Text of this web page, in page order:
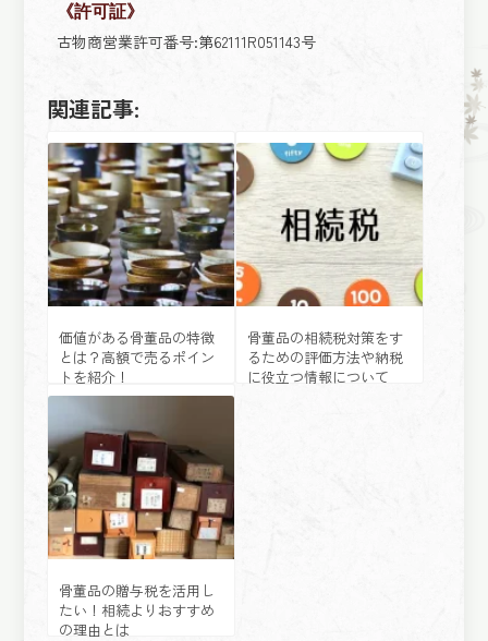
《許可証》
古物商営業許可番号:第62111R051143号
関連記事:
価値がある骨董品の特徴
とは？高額で売るポイン
トを紹介！
骨董品の相続税対策をす
るための評価方法や納税
に役立つ情報について
骨董品の贈与税を活用し
たい！相続よりおすすめ
の理由とは